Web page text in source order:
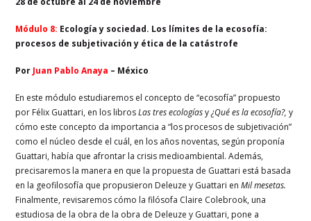
Módulo 8: Ecología y sociedad. Los límites de la ecosofía:
procesos de subjetivación y ética de la catástrofe
Por Juan Pablo Anaya – México
En este módulo estudiaremos el concepto de “ecosofía” propuesto
por Félix Guattari, en los librosLas tres ecologíasy¿Qué es la ecosofía?,y
cómo este concepto da importancia a “los procesos de subjetivación”
como el núcleo desde el cuál, en los años noventas, según proponía
Guattari, había que afrontar la crisis medioambiental. Además,
precisaremos la manera en que la propuesta de Guattari está basada
en la geofilosofía que propusieron Deleuze y Guattari enMil mesetas.
Finalmente, revisaremos cómo la filósofa Claire Colebrook, una
estudiosa de la obra de la obra de Deleuze y Guattari, pone a